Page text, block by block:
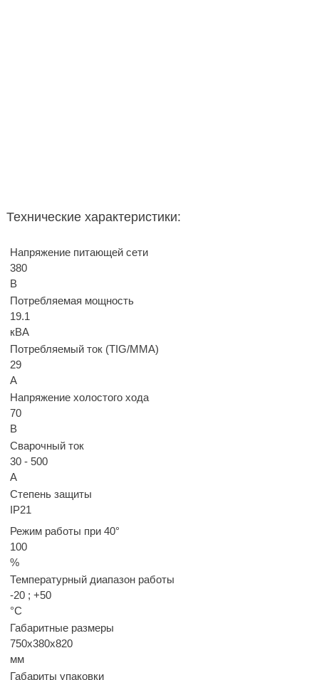
Технические характеристики:
Напряжение питающей сети
380
В
Потребляемая мощность
19.1
кВА
Потребляемый ток (TIG/MMA)
29
А
Напряжение холостого хода
70
В
Сварочный ток
30 - 500
А
Степень защиты
IP21
Режим работы при 40°
100
%
Температурный диапазон работы
-20 ; +50
°C
Габаритные размеры
750x380x820
мм
Габариты упаковки